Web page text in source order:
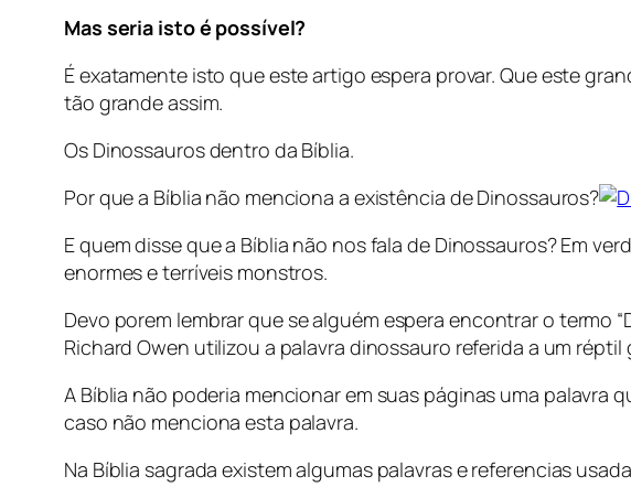
Mas seria isto é possível?
É exatamente isto que este artigo espera provar. Que este
tão grande assim.
Os Dinossauros dentro da Bíblia.
Por que a Bíblia não menciona a existência de Dinossauros?
E quem disse que a Bíblia não nos fala de Dinossauros? Em
enormes e terríveis monstros.
Devo porem lembrar que se alguém espera encontrar o termo
Richard Owen utilizou a palavra dinossauro referida a um réptil
A Bíblia não poderia mencionar em suas páginas uma
caso não menciona esta palavra.
Na Bíblia sagrada existem algumas palavras e referencias